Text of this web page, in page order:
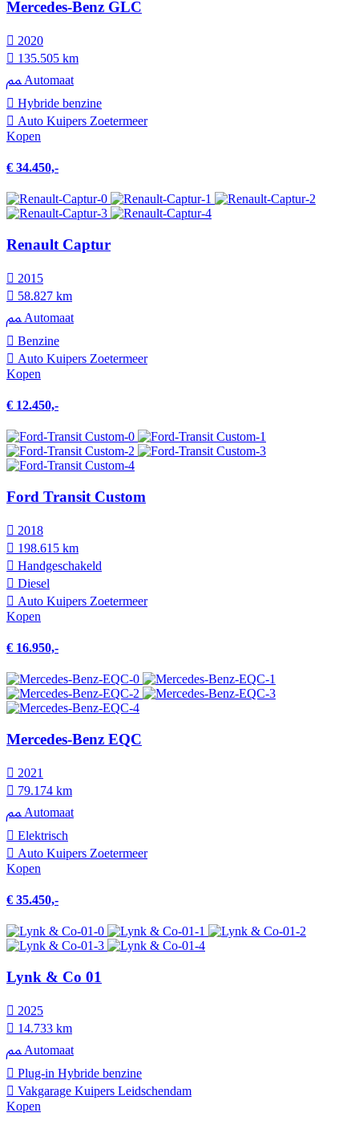
Mercedes-Benz GLC
2020
135.505 km
Automaat
Hybride benzine
Auto Kuipers Zoetermeer
Kopen
€ 34.450,-
Renault Captur
2015
58.827 km
Automaat
Benzine
Auto Kuipers Zoetermeer
Kopen
€ 12.450,-
Ford Transit Custom
2018
198.615 km
Hand­geschakeld
Diesel
Auto Kuipers Zoetermeer
Kopen
€ 16.950,-
Mercedes-Benz EQC
2021
79.174 km
Automaat
Elektrisch
Auto Kuipers Zoetermeer
Kopen
€ 35.450,-
Lynk & Co 01
2025
14.733 km
Automaat
Plug-in Hybride benzine
Vakgarage Kuipers Leidschendam
Kopen